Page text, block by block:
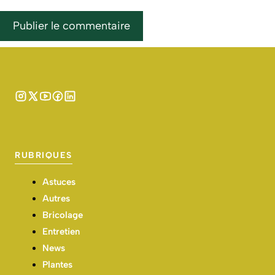
RUBRIQUES
Astuces
Autres
Bricolage
Entretien
News
Plantes